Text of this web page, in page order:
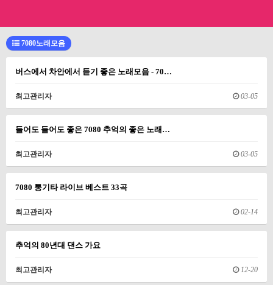
7080노래모음
버스에서 차안에서 듣기 좋은 노래모음 - 70…
최고관리자 03-05
들어도 들어도 좋은 7080 추억의 좋은 노래…
최고관리자 03-05
7080 통기타 라이브 베스트 33곡
최고관리자 02-14
추억의 80년대 댄스 가요
최고관리자 12-20